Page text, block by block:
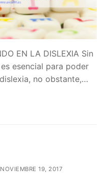
EN LA DISLEXIA Sin
esencial para poder
no obstante,…
NOVIEMBRE 19, 2017